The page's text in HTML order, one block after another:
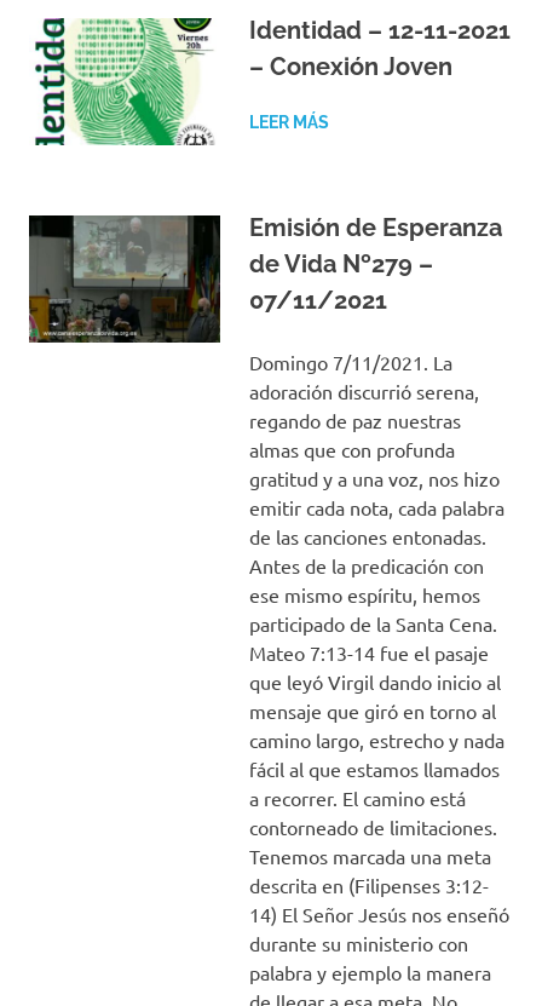
Identidad – 12-11-2021
– Conexión Joven
LEER MÁS
Emisión de Esperanza
de Vida Nº279 –
07/11/2021
Domingo 7/11/2021. La
adoración discurrió serena,
regando de paz nuestras
almas que con profunda
gratitud y a una voz, nos hizo
emitir cada nota, cada palabra
de las canciones entonadas.
Antes de la predicación con
ese mismo espíritu, hemos
participado de la Santa Cena.
Mateo 7:13-14 fue el pasaje
que leyó Virgil dando inicio al
mensaje que giró en torno al
camino largo, estrecho y nada
fácil al que estamos llamados
a recorrer. El camino está
contorneado de limitaciones.
Tenemos marcada una meta
descrita en (Filipenses 3:12-
14) El Señor Jesús nos enseñó
durante su ministerio con
palabra y ejemplo la manera
de llegar a esa meta. No